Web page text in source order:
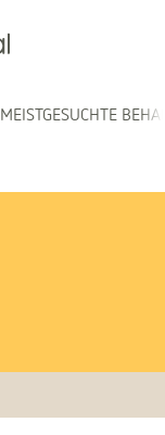
MEISTGESUCHTE